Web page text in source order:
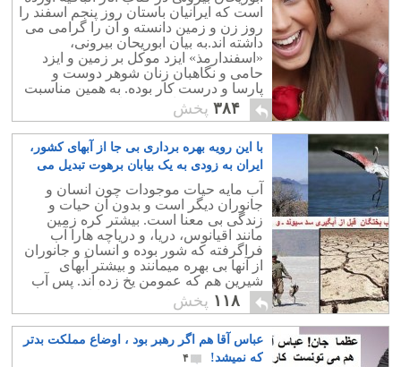
است که ایرانیان باستان روز پنجم اسفند را
روز زن و زمین دانسته و آن را گرامی می
داشته اند.به بیان ابوریحان بیرونی،
«اسفندارمذ» ایزد موکل بر زمین و ایزد
حامی و نگاهبان زنان شوهر دوست و
پارسا و درست کار بوده. به همین مناسبت
این روز، عید زنان به شمار می ‏رفت. مردم
به جهت گرامی ‏داشت، به آنان هدیه ‏داده و
بخشش می‏ کردند. زنان نه تنها از هدایا و
دهش هایی برخوردار می ‏شدند،
۳۸۴ پخش
با این رویه بهره برداری بی جا از آبهای کشور،
ایران به زودی به یک بیابان برهوت تبدیل می
شود
آب مایه حیات موجودات چون انسان و
جانوران دیگر است و بدون آن حیات و
زندگی بی معنا است. بیشتر کره زمین
مانند اقیانوس، دریا، و دریاچه هارا آب
فراگرفته که شور بوده و انسان و جانوران
از آنها بی بهره میمانند و بیشتر آبهای
شیرین هم که عمومن یخ زده اند. پس آب
شیرین مصرفی انسان و حیوانات کم و
محدود است.
۱۱۸ پخش
عباس آقا هم اگر رهبر بود ، اوضاع مملکت بدتر
که نمیشد!
۴